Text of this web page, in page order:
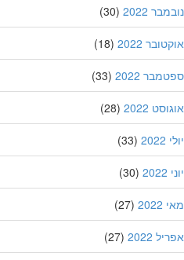
2022
(30)
2022
(18)
2022
(33)
2022
(28)
(33)
(30)
(27)
2022
(27)